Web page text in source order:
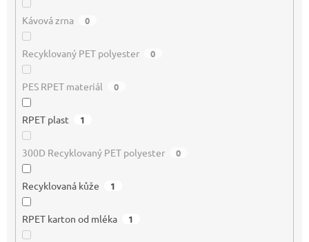
Kávová zrna 0
Recyklovaný PET polyester 0
PES RPET materiál 0
RPET plast 1
300D Recyklovaný PET polyester 0
Recyklovaná kůže 1
RPET karton od mléka 1